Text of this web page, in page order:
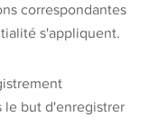
correspondantes
s'appliquent.
le but d'enregistrer